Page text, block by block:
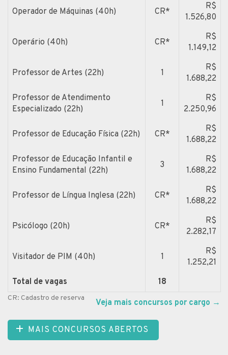
Operador de Máquinas (40h) CR*
R$
1.526,80
Operário (40h) CR*
R$
1.149,12
Professor de Artes (22h) 1
R$
1.688,22
Professor de Atendimento
Especializado (22h)
1
R$
2.250,96
Professor de Educação Física (22h) CR*
R$
1.688,22
Professor de Educação Infantil e
Ensino Fundamental (22h)
3
R$
1.688,22
Professor de Língua Inglesa (22h) CR*
R$
1.688,22
Psicólogo (20h) CR*
R$
2.282,17
Visitador de PIM (40h) 1
R$
1.252,21
Total de vagas
18
CR: Cadastro de reserva Veja mais concursos por cargo →
MAIS CONCURSOS ABERTOS